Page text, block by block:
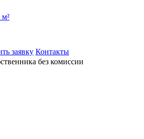
заявку Контакты
без комиссии